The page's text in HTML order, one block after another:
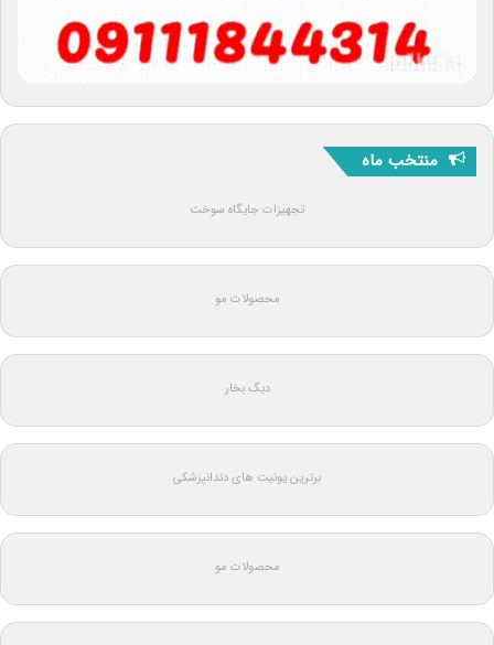
منتخب ماه
تجهیزات جایگاه سوخت
محصولات مو
دیگ بخار
برترین یونیت های دندانپزشکی
محصولات مو